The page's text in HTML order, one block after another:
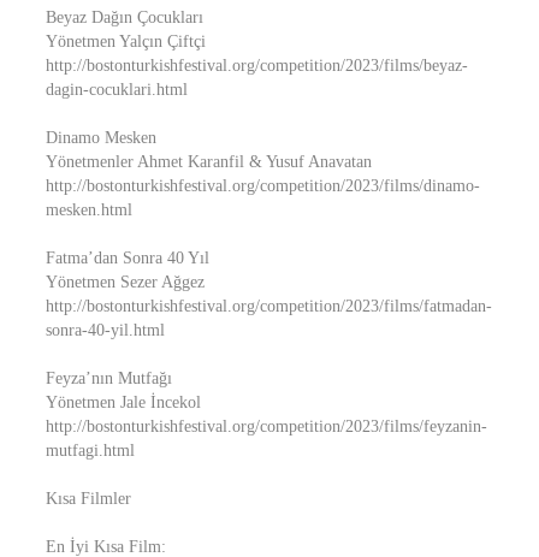
Beyaz Dağın Çocukları
Yönetmen Yalçın Çiftçi
http://bostonturkishfestival.org/competition/2023/films/beyaz-
dagin-cocuklari.html
Dinamo Mesken
Yönetmenler Ahmet Karanfil & Yusuf Anavatan
http://bostonturkishfestival.org/competition/2023/films/dinamo-
mesken.html
Fatma’dan Sonra 40 Yıl
Yönetmen Sezer Ağgez
http://bostonturkishfestival.org/competition/2023/films/fatmadan-
sonra-40-yil.html
Feyza’nın Mutfağı
Yönetmen Jale İncekol
http://bostonturkishfestival.org/competition/2023/films/feyzanin-
mutfagi.html
Kısa Filmler
En İyi Kısa Film: